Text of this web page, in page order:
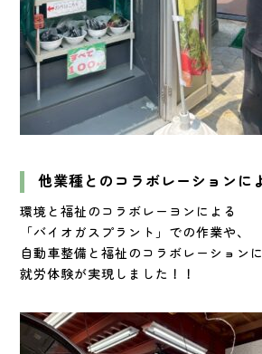
他業種とのコラボレーションに
環境と福祉のコラボレーヨンによる
「バイオガスプラント」での作業や、
自動車整備と福祉のコラボレーションに
就労体験が実現しました！！